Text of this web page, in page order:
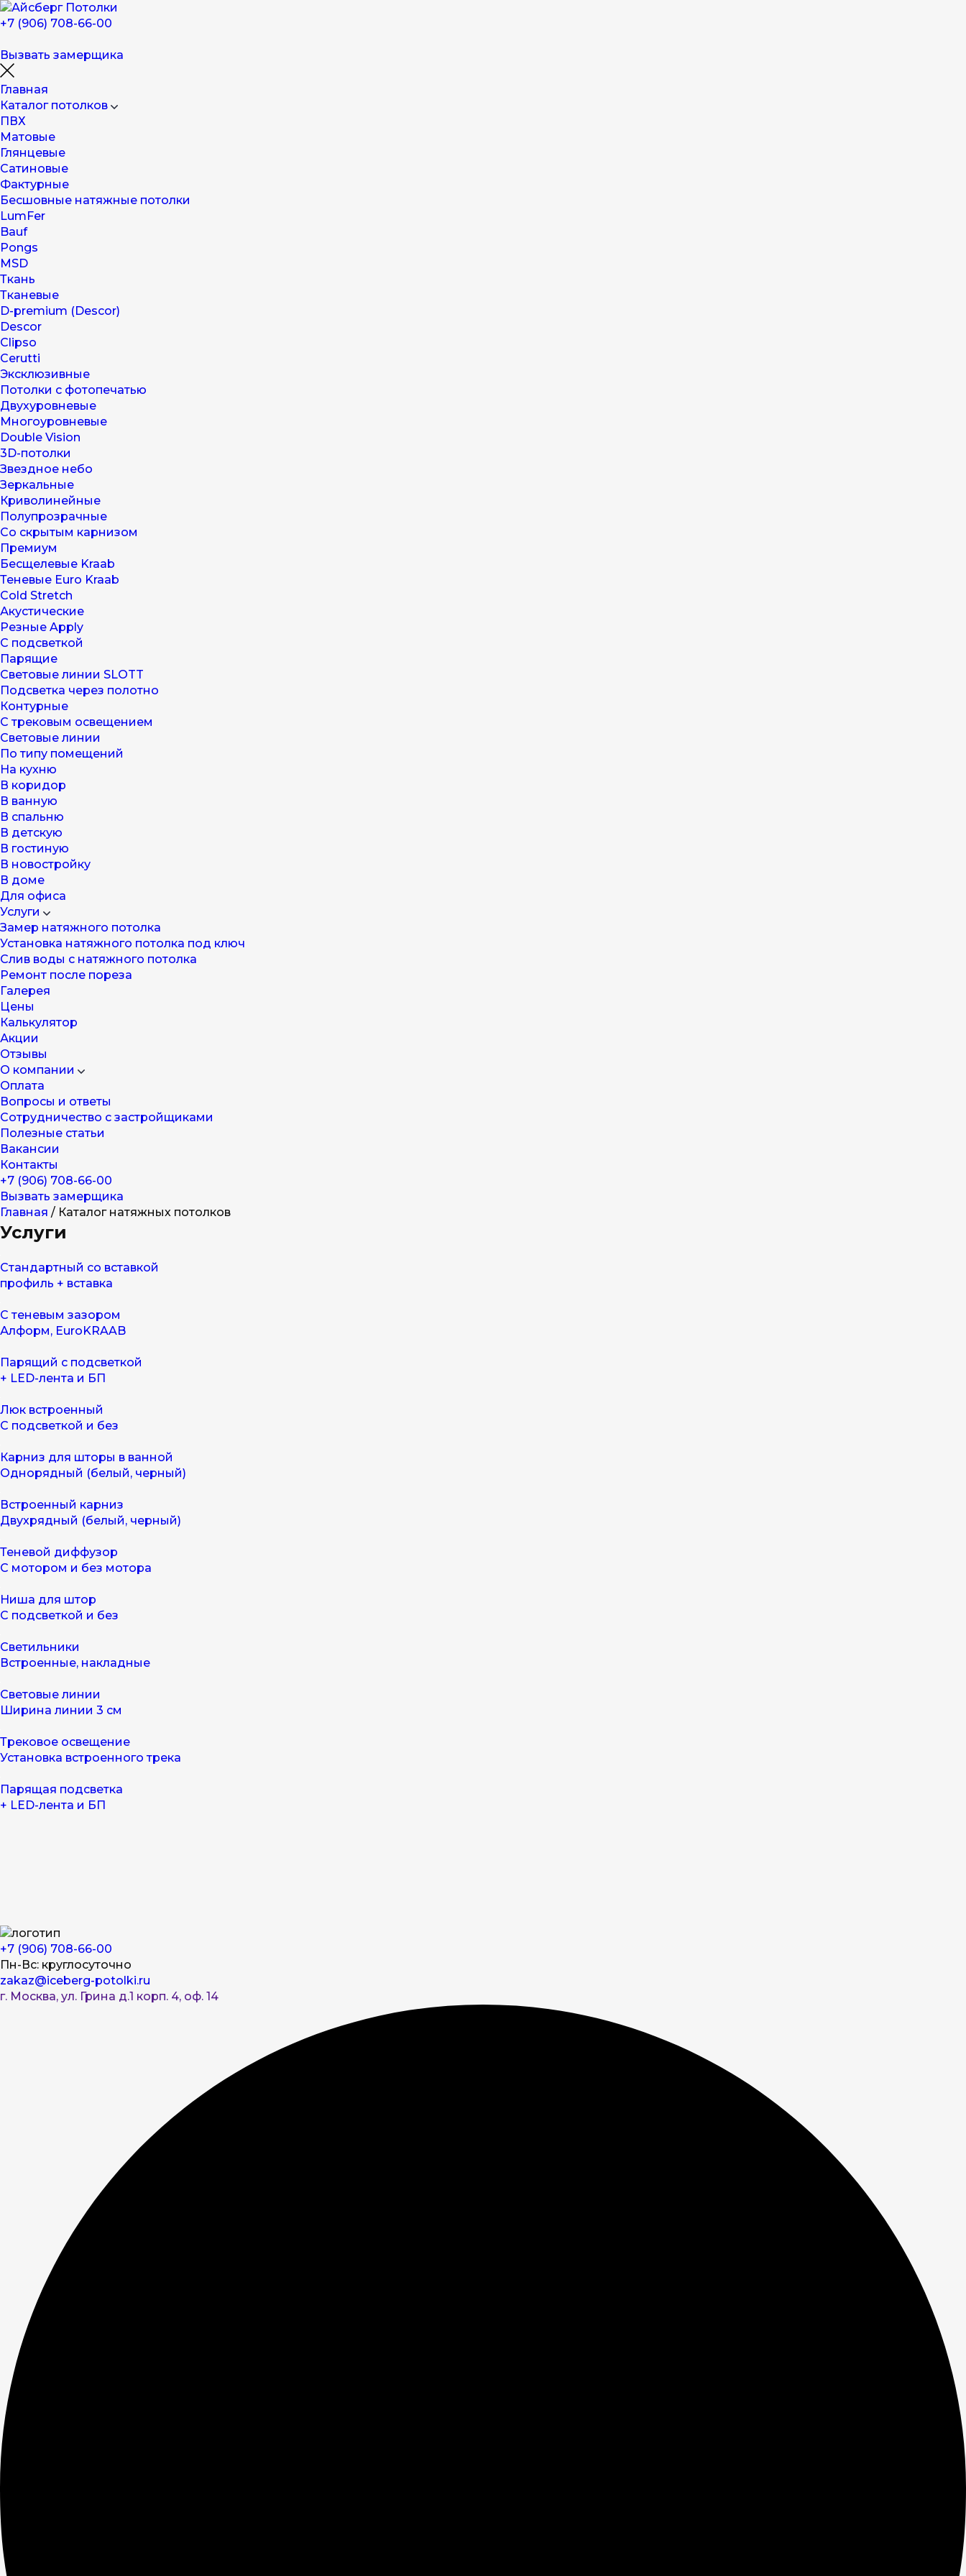
+7 (906) 708-66-00
Вызвать замерщика
Главная
Каталог потолков
ПВХ
Матовые
Глянцевые
Сатиновые
Фактурные
Бесшовные натяжные потолки
LumFer
Bauf
Pongs
MSD
Ткань
Тканевые
D-premium (Descor)
Descor
Clipso
Cerutti
Эксклюзивные
Потолки с фотопечатью
Двухуровневые
Многоуровневые
Double Vision
3D-потолки
Звездное небо
Зеркальные
Криволинейные
Полупрозрачные
Со скрытым карнизом
Премиум
Бесщелевые Kraab
Теневые Euro Kraab
Cold Stretch
Акустические
Резные Apply
С подсветкой
Парящие
Световые линии SLOTT
Подсветка через полотно
Контурные
С трековым освещением
Световые линии
По типу помещений
На кухню
В коридор
В ванную
В спальню
В детскую
В гостиную
В новостройку
В доме
Для офиса
Услуги
Замер натяжного потолка
Установка натяжного потолка под ключ
Слив воды с натяжного потолка
Ремонт после пореза
Галерея
Цены
Калькулятор
Акции
Отзывы
О компании
Оплата
Вопросы и ответы
Сотрудничество с застройщиками
Полезные статьи
Вакансии
Контакты
+7 (906) 708-66-00
Вызвать замерщика
Главная / Каталог натяжных потолков
Услуги
Стандартный со вставкой
профиль + вставка
С теневым зазором
Алформ, EuroKRAAB
Парящий с подсветкой
+ LED-лента и БП
Люк встроенный
С подсветкой и без
Карниз для шторы в ванной
Однорядный (белый, черный)
Встроенный карниз
Двухрядный (белый, черный)
Теневой диффузор
С мотором и без мотора
Ниша для штор
С подсветкой и без
Светильники
Встроенные, накладные
Световые линии
Ширина линии 3 см
Трековое освещение
Установка встроенного трека
Парящая подсветка
+ LED-лента и БП
+7 (906) 708-66-00
Пн-Вс: круглосуточно
zakaz@iceberg-potolki.ru
г. Москва, ул. Грина д.1 корп. 4, оф. 14